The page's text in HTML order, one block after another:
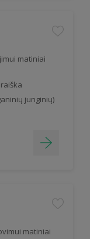
matiniai
junginių)
matiniai